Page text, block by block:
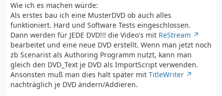
Wie ich es machen würde:
Als erstes bau ich eine MusterDVD ob auch alles
funktioniert. Hard und Software Tests eingeschlossen.
Dann werden für JEDE DVD!!! die Video's mit ReStream
bearbeitet und eine neue DVD erstellt. Wenn man jetzt noch
zb Scenarist als Authoring Programm nutzt, kann man
gleich den DVD_Text je DVD als ImportScript verwenden.
Ansonsten muß man dies halt später mit TitleWriter
nachträglich je DVD ändern/Addieren.